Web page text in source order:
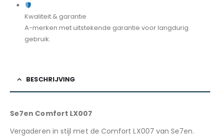
Kwaliteit & garantie
A-merken met uitstekende garantie voor langdurig
gebruik.
BESCHRIJVING
Se7en Comfort LX007
Vergaderen in stijl met de Comfort LX007 van Se7en.